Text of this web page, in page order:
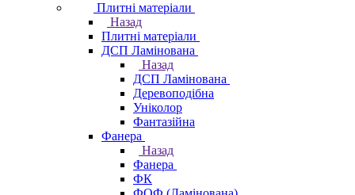
Плитні матеріали
Назад
Плитні матеріали
ДСП Ламінована
Назад
ДСП Ламінована
Деревоподібна
Уніколор
Фантазійна
Фанера
Назад
Фанера
ФК